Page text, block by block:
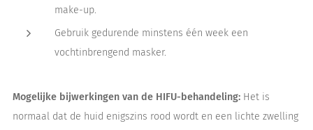
make-up.
Gebruik gedurende minstens één week een
vochtinbrengend masker.
Mogelijke bijwerkingen van de HIFU-behandeling: Het is
normaal dat de huid enigszins rood wordt en een lichte zwelling